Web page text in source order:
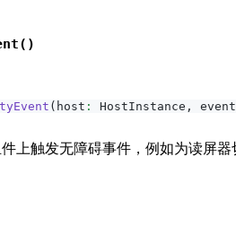
( host : HostInstance ,
上触发无障碍事件，例如为读屏